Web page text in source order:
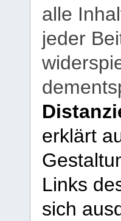
alle
jeder
erklärt
Links
sich